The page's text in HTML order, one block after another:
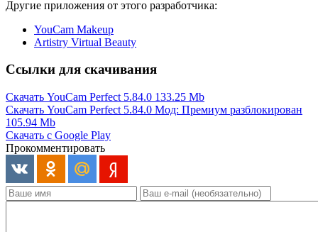
Другие приложения от этого разработчика:
YouCam Makeup
Artistry Virtual Beauty
Ссылки для скачивания
Скачать YouCam Perfect 5.84.0 133.25 Mb
Скачать YouCam Perfect 5.84.0 Мод: Премиум разблокирован
105.94 Mb
Скачать с Google Play
Прокомментировать